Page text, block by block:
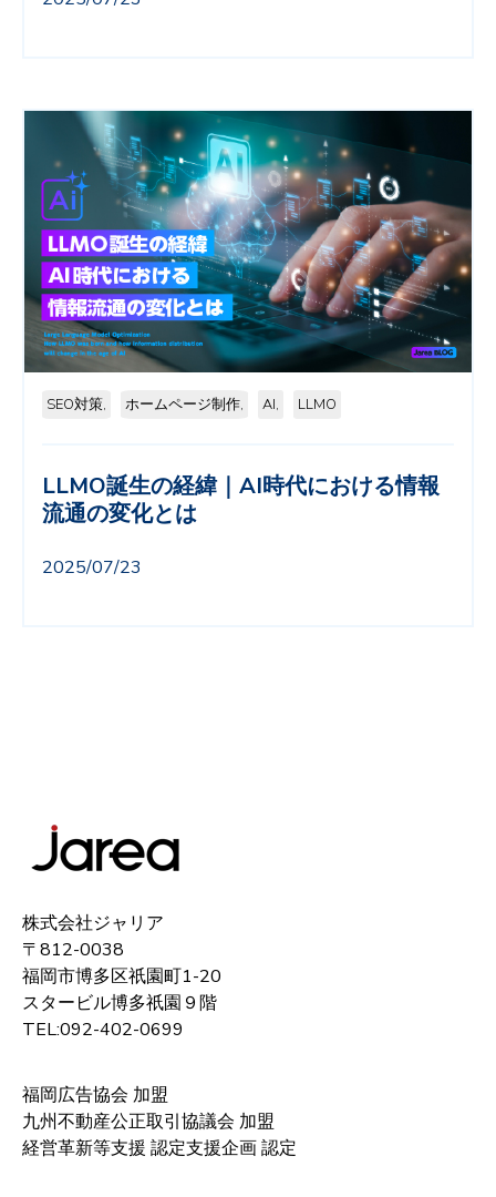
SEO対策, ホームページ制作, AI, LLMO
LLMO誕生の経緯｜AI時代における情報
流通の変化とは
2025/07/23
株式会社ジャリア
〒812-0038
福岡市博多区祇園町1-20
スタービル博多祇園９階
TEL:092-402-0699
福岡広告協会 加盟
九州不動産公正取引協議会 加盟
経営革新等支援 認定支援企画 認定